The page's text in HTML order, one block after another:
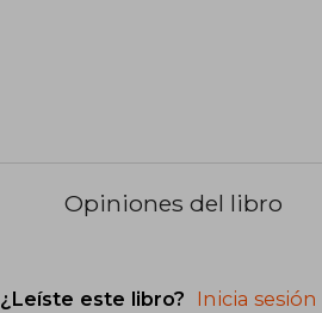
Opiniones del libro
¿Leíste este libro? Inicia sesión